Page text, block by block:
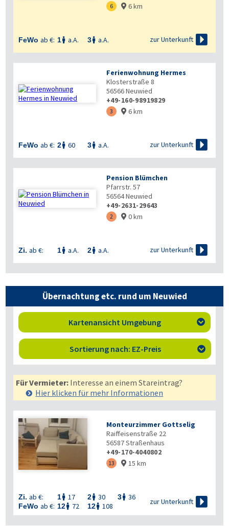
6  6 km
FeWo ab €: 1 a.A. 3 a.A. zur Unterkunft 
Ferienwohnung Hermes
Klosterstraße 8
56566Neuwied
+49-160-98919829
3  6 km
FeWo ab €: 2 60 3 a.A. zur Unterkunft 
Pension Blümchen
Pfarrstr. 57
56564Neuwied
+49-2631-29643
2  0 km
Zi. ab €: 1 a.A. 2 a.A. zur Unterkunft 
Übernachtung etc. rund um Neuwied
Kartenansicht Umgebung 
Sortierung nach: EZ-Preis 
Für Vermieter: Interesse an einem Stareintrag?
Hier klicken für mehr Informationen
Monteurzimmer Gottselig
Raiffeisenstraße 22
56587Straßenhaus
+49-170-4040802
13  15 km
Zi. ab €: 1 17 2 30 3 36
FeWo ab €: 12 72 12 108
zur Unterkunft 